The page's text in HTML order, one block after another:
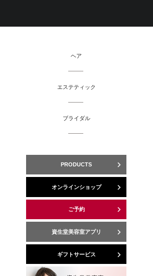
ヘア
エステティック
ブライダル
PRODUCTS
オンラインショップ
ご予約
資生堂美容室アプリ
ギフトサービス